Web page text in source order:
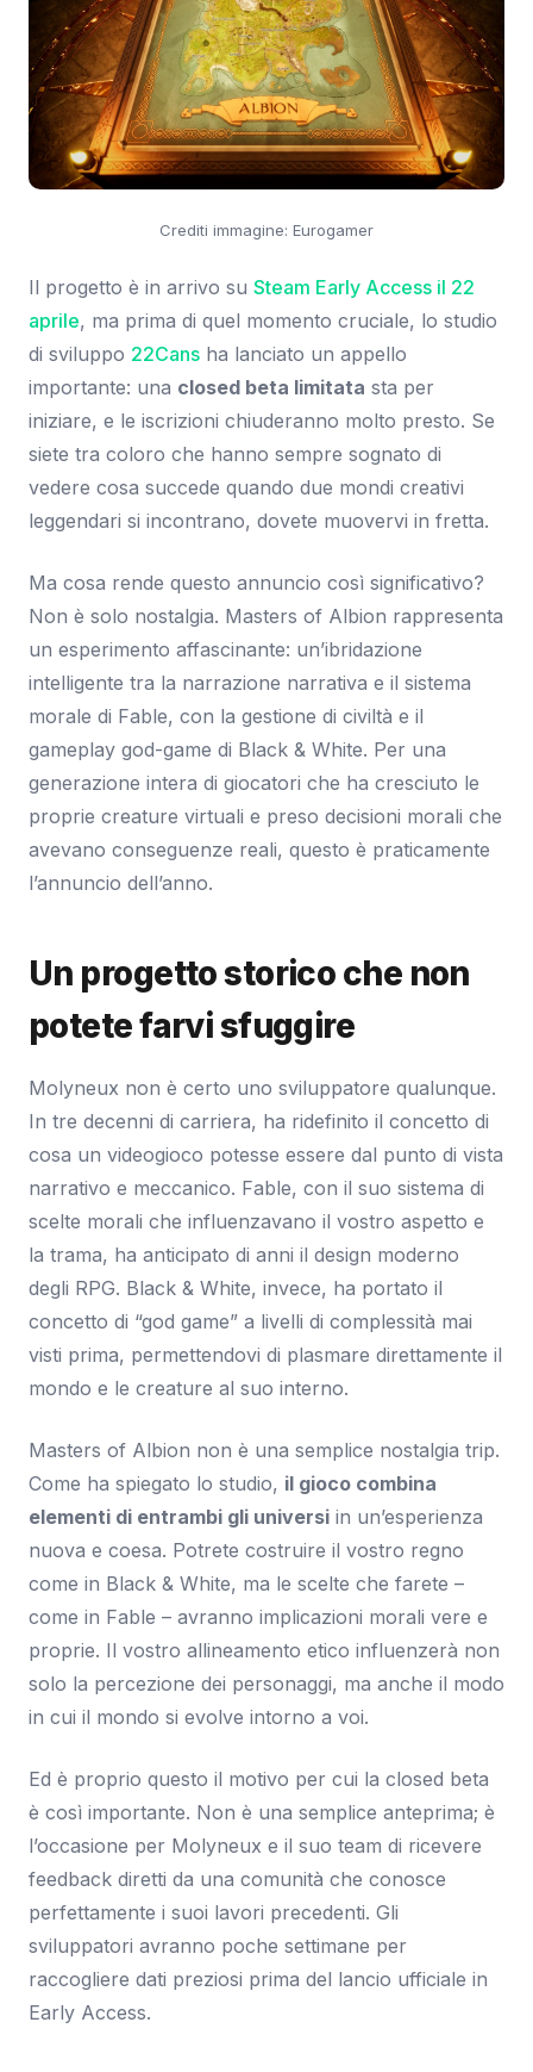
Crediti immagine: Eurogamer
Il progetto è in arrivo su Steam Early Access il 22
aprile, ma prima di quel momento cruciale, lo studio
di sviluppo 22Cans ha lanciato un appello
importante: una closed beta limitata sta per
iniziare, e le iscrizioni chiuderanno molto presto. Se
siete tra coloro che hanno sempre sognato di
vedere cosa succede quando due mondi creativi
leggendari si incontrano, dovete muovervi in fretta.
Ma cosa rende questo annuncio così significativo?
Non è solo nostalgia. Masters of Albion rappresenta
un esperimento affascinante: un’ibridazione
intelligente tra la narrazione narrativa e il sistema
morale di Fable, con la gestione di civiltà e il
gameplay god-game di Black & White. Per una
generazione intera di giocatori che ha cresciuto le
proprie creature virtuali e preso decisioni morali che
avevano conseguenze reali, questo è praticamente
l’annuncio dell’anno.
Un progetto storico che non
potete farvi sfuggire
Molyneux non è certo uno sviluppatore qualunque.
In tre decenni di carriera, ha ridefinito il concetto di
cosa un videogioco potesse essere dal punto di vista
narrativo e meccanico. Fable, con il suo sistema di
scelte morali che influenzavano il vostro aspetto e
la trama, ha anticipato di anni il design moderno
degli RPG. Black & White, invece, ha portato il
concetto di “god game” a livelli di complessità mai
visti prima, permettendovi di plasmare direttamente il
mondo e le creature al suo interno.
Masters of Albion non è una semplice nostalgia trip.
Come ha spiegato lo studio, il gioco combina
elementi di entrambi gli universi in un’esperienza
nuova e coesa. Potrete costruire il vostro regno
come in Black & White, ma le scelte che farete –
come in Fable – avranno implicazioni morali vere e
proprie. Il vostro allineamento etico influenzerà non
solo la percezione dei personaggi, ma anche il modo
in cui il mondo si evolve intorno a voi.
Ed è proprio questo il motivo per cui la closed beta
è così importante. Non è una semplice anteprima; è
l’occasione per Molyneux e il suo team di ricevere
feedback diretti da una comunità che conosce
perfettamente i suoi lavori precedenti. Gli
sviluppatori avranno poche settimane per
raccogliere dati preziosi prima del lancio ufficiale in
Early Access.